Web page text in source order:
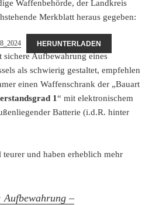
Waffenbehörde, der Landkreis
Merkblatt heraus gegeben:
HERUNTERLADEN
sichere Aufbewahrung eines
als schwierig gestaltet, empfehlen
einen Waffenschrank der „Bauart
1“ mit elektronischem
Batterie (i.d.R. hinter
und haben erheblich mehr
Aufbewahrung –